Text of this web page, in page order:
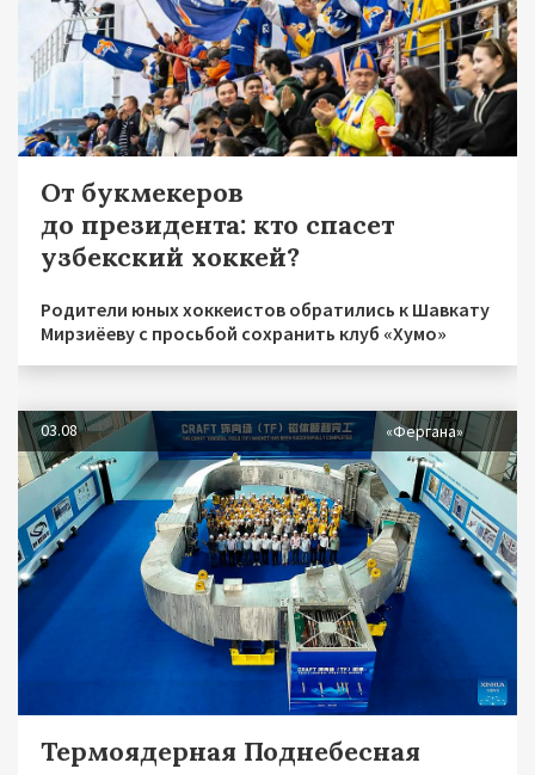
От букмекеров
до президента: кто спасет
узбекский хоккей?
Родители юных хоккеистов обратились к Шавкату
Мирзиёеву с просьбой сохранить клуб «Хумо»
03.08 «Фергана»
Термоядерная Поднебесная